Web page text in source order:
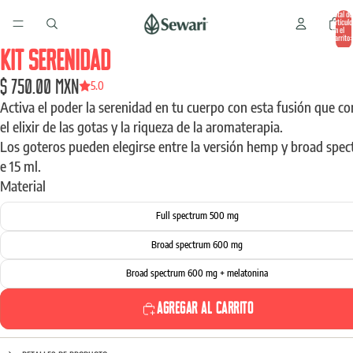
Total de
en el
carrito:
KIT SERENIDAD
$ 750.00 MXN 5.0
Activa el poder la serenidad en tu cuerpo con esta fusión que
el elixir de las gotas y la riqueza de la aromaterapia.
Los goteros pueden elegirse entre la versión hemp y broad
e 15 ml.
Material
Full spectrum 500 mg
Broad spectrum 600 mg
Broad spectrum 600 mg + melatonina
Agregar al carrito